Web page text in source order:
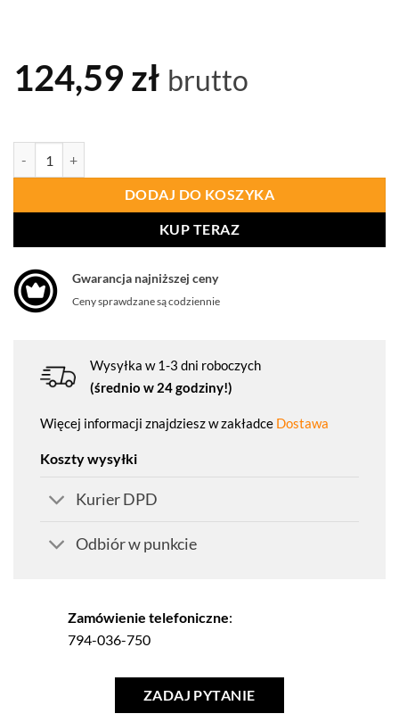
124,59 zł brutto
DODAJ DO KOSZYKA
KUP TERAZ
Gwarancja najniższej ceny
Ceny sprawdzane są codziennie
Wysyłka w 1-3 dni roboczych
(średnio w 24 godziny!)
Więcej informacji znajdziesz w zakładce Dostawa
Koszty wysyłki
Kurier DPD
Odbiór w punkcie
Zamówienie telefoniczne:
794-036-750
ZADAJ PYTANIE